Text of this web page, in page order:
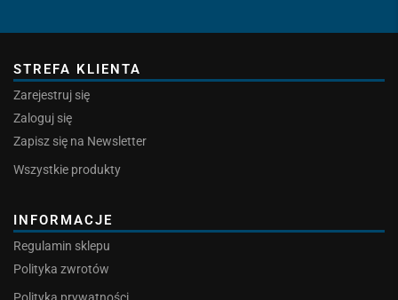
STREFA KLIENTA
Zarejestruj się
Zaloguj się
Zapisz się na Newsletter
Wszystkie produkty
INFORMACJE
Regulamin sklepu
Polityka zwrotów